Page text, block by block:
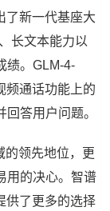
了新一代基座大
长文本能力以
绩。GLM-4-
频通话功能上的
答用户问题。
的领先地位，更
用的决心。智谱
供了更多的选择